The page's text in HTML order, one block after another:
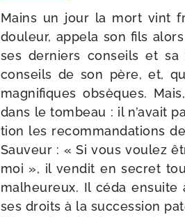
Mains un jour la mort vint
dou­leur, appe­la son fils
ses der­niers conseils et sa
conseils de son père, et,
magni­fiques obsèques.
dans le tom­beau : il n’avait
tion les recom­man­da­tions
Sauveur : « Si vous vou­lez
moi », il ven­dit en secret
mal­heu­reux. Il céda
ses droits à la suc­ces­sion